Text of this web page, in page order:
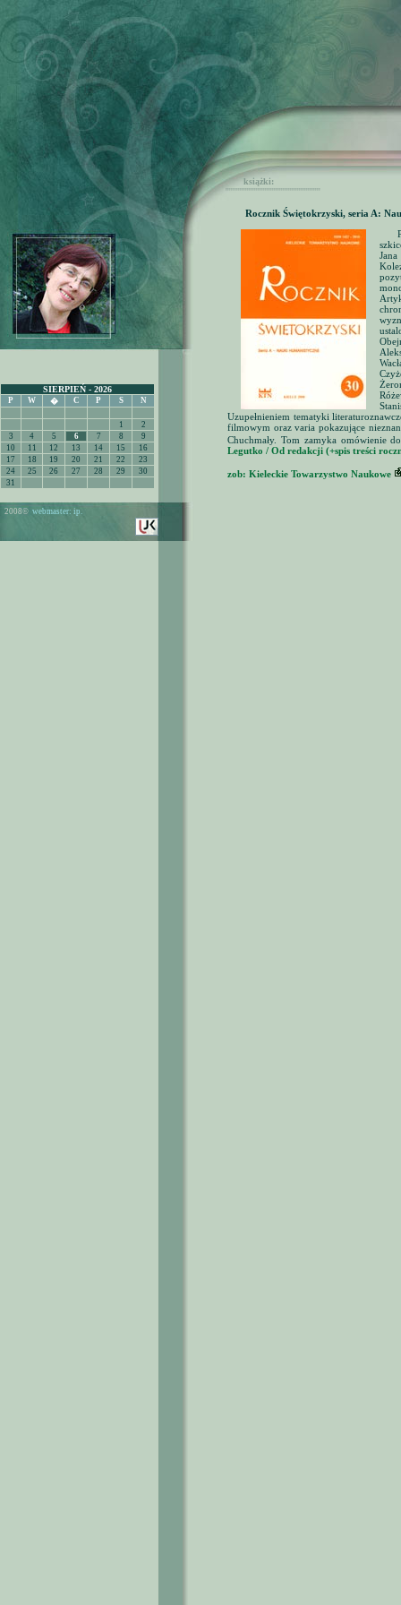
książki:
'''''''''''''''''''''''''''''''''''''''''''''''''''''
Rocznik Świętokrzyski, seria A:
Uzupełnieniem tematyki
filmowym oraz varia pokazujące
Chuchmały. Tom zamyka omówienie
Legutko / Od redakcji (+spis treści
zob: Kieleckie Towarzystwo Naukowe
2008© webmaster: ip.
SIERPIEŃ - 2026
P W � C P S N
1
2
3
4 5 6 7 8
9
10
11 12 13 14 15
16
17
18 19 20 21 22
23
24
25 26 27 28 29
30
31